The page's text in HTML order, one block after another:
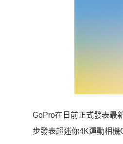
GoPro在日前正式發表最
步發表超迷你4K運動相機